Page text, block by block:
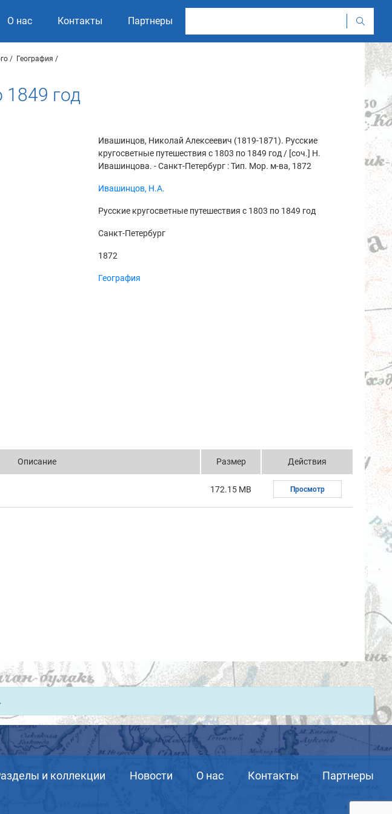
О нас Контакты Партнеры
География
1849 год
Ивашинцов, Николай Алексеевич (1819-1871). Русские
кругосветные путешествия с 1803 по 1849 год / [соч.] Н.
Ивашинцова. - Санкт-Петербург : Тип. Мор. м-ва, 1872
Ивашинцов, Н.А.
Русские кругосветные путешествия с 1803 по 1849 год
Санкт-Петербург
1872
География
Описание Размер Действия
172.15 MB Просмотр
и коллекции Новости О нас Контакты Партнеры